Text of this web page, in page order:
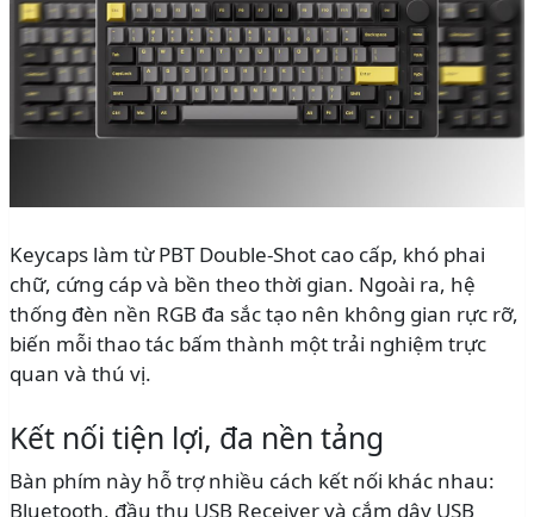
Keycaps làm từ PBT Double-Shot cao cấp, khó phai
chữ, cứng cáp và bền theo thời gian. Ngoài ra, hệ
thống đèn nền RGB đa sắc tạo nên không gian rực rỡ,
biến mỗi thao tác bấm thành một trải nghiệm trực
quan và thú vị.
Kết nối tiện lợi, đa nền tảng
Bàn phím này hỗ trợ nhiều cách kết nối khác nhau:
Bluetooth, đầu thu USB Receiver và cắm dây USB